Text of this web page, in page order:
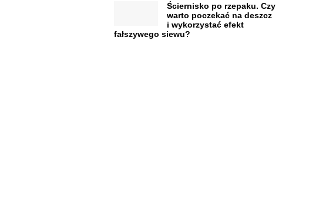
Ściernisko po rzepaku. Czy
warto poczekać na deszcz
i wykorzystać efekt
fałszywego siewu?